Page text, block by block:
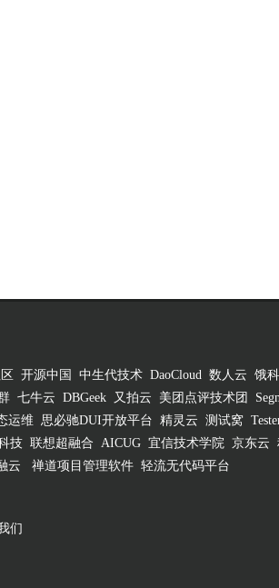
开源中国 中生代技术 DaoCloud 数人云 饿
七牛云 DBGeek 又拍云 美团点评技术团
运维 思必驰DUI开放平台 精灵云 测试窝
技 联想超融合 AICUG 宜信技术学院 京东云
云 禅道项目管理软件 轻流无代码平台
们